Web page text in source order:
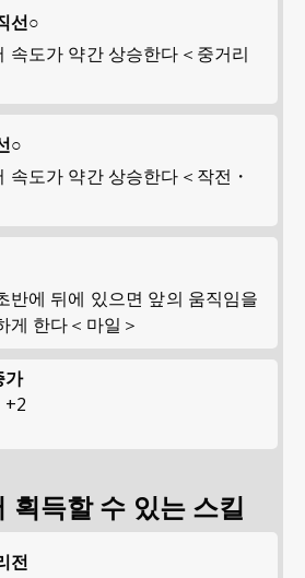
선○
속도가 약간 상승한다＜중거리
○
속도가 약간 상승한다＜작전・
반에 뒤에 있으면 앞의 움직임을
게 한다＜마일＞
가
+2
획득할 수 있는 스킬
전